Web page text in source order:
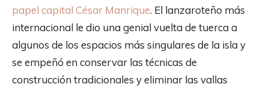
papel capital César Manrique. El lanzaroteño más
internacional le dio una genial vuelta de tuerca a
algunos de los espacios más singulares de la isla y
se empeñó en conservar las técnicas de
construcción tradicionales y eliminar las vallas